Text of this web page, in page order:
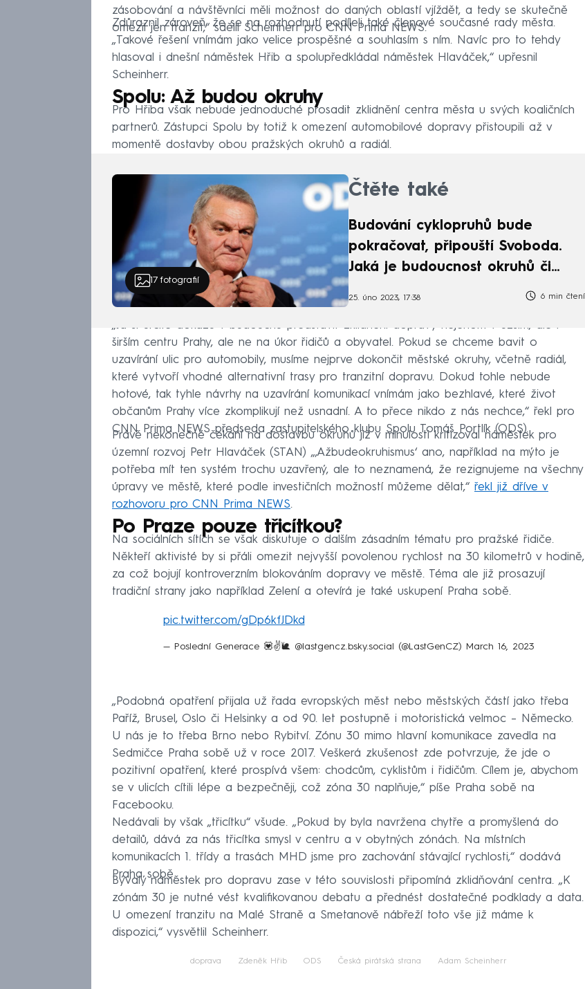
zásobování a návštěvníci měli možnost do daných oblastí vjíždět, a tedy se skutečně
omezil jen tranzit,“ sdělil Scheinherr pro CNN Prima NEWS.
Zdůraznil zároveň, že se na rozhodnutí podíleli také členové současné rady města.
„Takové řešení vnímám jako velice prospěšné a souhlasím s ním. Navíc pro to tehdy
hlasoval i dnešní náměstek Hřib a spolupředkládal náměstek Hlaváček,“ upřesnil
Scheinherr.
Spolu: Až budou okruhy
Pro Hřiba však nebude jednoduché prosadit zklidnění centra města u svých koaličních
partnerů. Zástupci Spolu by totiž k omezení automobilové dopravy přistoupili až v
momentě dostavby obou pražských okruhů a radiál.
17 fotografií
Čtěte také
Budování cyklopruhů bude
pokračovat, připouští Svoboda.
Jaká je budoucnost okruhů či
25. úno 2023, 17:38 6 min čtení
„Já si určitě dokážu v budoucnu představit zklidnění dopravy nejenom v užším, ale i
širším centru Prahy, ale ne na úkor řidičů a obyvatel. Pokud se chceme bavit o
uzavírání ulic pro automobily, musíme nejprve dokončit městské okruhy, včetně radiál,
které vytvoří vhodné alternativní trasy pro tranzitní dopravu. Dokud tohle nebude
hotové, tak tyhle návrhy na uzavírání komunikací vnímám jako bezhlavé, které život
občanům Prahy více zkomplikují než usnadní. A to přece nikdo z nás nechce,“ řekl pro
CNN Prima NEWS předseda zastupitelského klubu Spolu Tomáš Portlík (ODS).
Právě nekonečné čekání na dostavbu okruhů již v minulosti kritizoval náměstek pro
územní rozvoj Petr Hlaváček (STAN) „‚Ažbudeokruhismus‘ ano, například na mýto je
potřeba mít ten systém trochu uzavřený, ale to neznamená, že rezignujeme na všechny
úpravy ve městě, které podle investičních možností můžeme dělat,“ řekl již dříve v
rozhovoru pro CNN Prima NEWS.
Po Praze pouze třicítkou?
Na sociálních sítích se však diskutuje o dalším zásadním tématu pro pražské řidiče.
Někteří aktivisté by si přáli omezit nejvyšší povolenou rychlost na 30 kilometrů v hodině,
za což bojují kontroverzním blokováním dopravy ve městě. Téma ale již prosazují
tradiční strany jako například Zelení a otevírá je také uskupení Praha sobě.
pic.twitter.com/gDp6kfJDkd
— Poslední Generace 💟✌🐌 @lastgencz.bsky.social (@LastGenCZ) March 16, 2023
„Podobná opatření přijala už řada evropských měst nebo městských částí jako třeba
Paříž, Brusel, Oslo či Helsinky a od 90. let postupně i motoristická velmoc – Německo.
U nás je to třeba Brno nebo Rybitví. Zónu 30 mimo hlavní komunikace zavedla na
Sedmičce Praha sobě už v roce 2017. Veškerá zkušenost zde potvrzuje, že jde o
pozitivní opatření, které prospívá všem: chodcům, cyklistům i řidičům. Cílem je, abychom
se v ulicích cítili lépe a bezpečněji, což zóna 30 naplňuje,“ píše Praha sobě na
Facebooku.
Nedávali by však „třicítku“ všude. „Pokud by byla navržena chytře a promyšlená do
detailů, dává za nás třicítka smysl v centru a v obytných zónách. Na místních
komunikacích 1. třídy a trasách MHD jsme pro zachování stávající rychlosti,“ dodává
Praha sobě.
Bývalý náměstek pro dopravu zase v této souvislosti připomíná zklidňování centra. „K
zónám 30 je nutné vést kvalifikovanou debatu a přednést dostatečné podklady a data.
U omezení tranzitu na Malé Straně a Smetanově nábřeží toto vše již máme k
dispozici,“ vysvětlil Scheinherr.
doprava Zdeněk Hřib ODS Česká pirátská strana Adam Scheinherr